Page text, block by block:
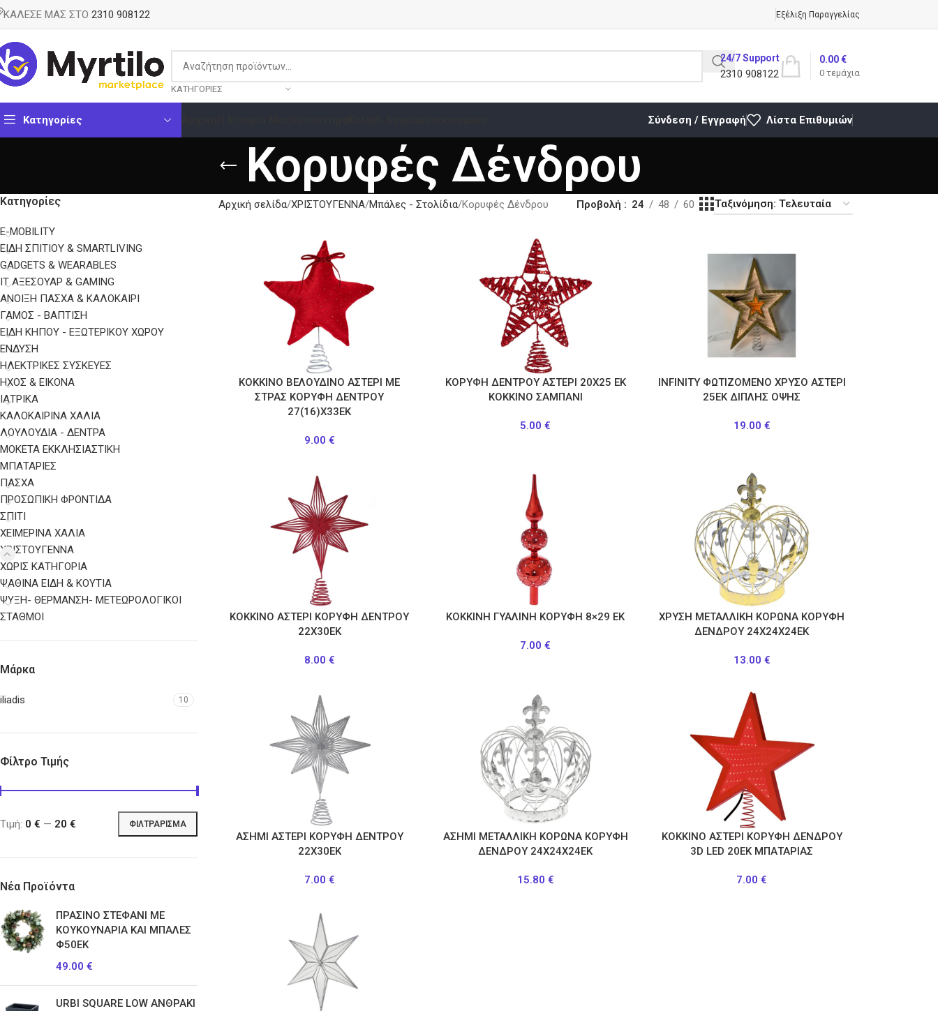
ΚΑΛΕΣΕ ΜΑΣ ΣΤΟ 2310 908122 Εξέλιξη Παραγγελίας
ΚΑΤΗΓΟΡΊΕΣ
24/7 Support
2310 908122 0 τεμάχια
0.00€
Κατηγορίες Σύνδεση / Εγγραφή Λίστα Επιθυμιών
Κορυφές Δένδρου
Κατηγορίες
E-MOBILITY
EΊΔΗ ΣΠΙΤΙΟΎ & SMARTLIVING
GADGETS & WEARABLES
IT ΑΞΕΣΟΥΆΡ & GAMING
ΑΝΟΙΞΗ ΠΑΣΧΑ & ΚΑΛΟΚΑΙΡΙ
ΓΑΜΟΣ - ΒΑΠΤΙΣΗ
ΕΙΔΗ ΚΗΠΟΥ - ΕΞΩΤΕΡΙΚΟΥ ΧΩΡΟΥ
ΈΝΔΥΣΗ
ΗΛΕΚΤΡΙΚΈΣ ΣΥΣΚΕΥΈΣ
ΉΧΟΣ & ΕΙΚΌΝΑ
ΙΑΤΡΙΚΆ
ΚΑΛΟΚΑΙΡΙΝΑ ΧΑΛΙΑ
ΛΟΥΛΟΥΔΙΑ - ΔΕΝΤΡΑ
ΜΟΚΕΤΑ ΕΚΚΛΗΣΙΑΣΤΙΚΗ
ΜΠΑΤΑΡΊΕΣ
ΠΑΣΧΑ
ΠΡΟΣΩΠΙΚΉ ΦΡΟΝΤΊΔΑ
ΣΠΙΤΙ
ΧΕΙΜΕΡΙΝΑ ΧΑΛΙΑ
ΧΡΙΣΤΟΥΓΕΝΝΑ
ΧΩΡΊΣ ΚΑΤΗΓΟΡΊΑ
ΨΑΘΙΝΑ ΕΙΔΗ & ΚΟΥΤΙΑ
ΨΎΞΗ- ΘΈΡΜΑΝΣΗ- ΜΕΤΕΩΡΟΛΟΓΙΚΟΊ
ΣΤΑΘΜΟΊ
Μάρκα
iliadis 10
Φίλτρο Τιμής
ΦΙΛΤΡΆΡΙΣΜΑ
Τιμή: 0 € — 20 €
Νέα Προϊόντα
ΠΡΑΣΙΝΟ ΣΤΕΦΑΝΙ ΜΕ
ΚΟΥΚΟΥΝΑΡΙΑ ΚΑΙ ΜΠΑΛΕΣ
Φ50ΕΚ
49.00 €
URBI SQUARE LOW ΑΝΘΡΑΚΙ
Αρχική σελίδα ΧΡΙΣΤΟΥΓΕΝΝΑ Μπάλες - Στολίδια Κορυφές Δένδρου Προβολή 24 48 60
ΚΟΚΚΙΝΟ ΒΕΛΟΥΔΙΝΟ ΑΣΤΕΡΙ ΜΕ
ΣΤΡΑΣ ΚΟΡΥΦΗ ΔΕΝΤΡΟΥ
27(16)Χ33ΕΚ
9.00 €
ΚΟΡΥΦΗ ΔΕΝΤΡΟΥ ΑΣΤΕΡΙ 20Χ25 ΕΚ
ΚΟΚΚΙΝΟ ΣΑΜΠΑΝΙ
5.00€
INFINITY ΦΩΤΙΖΟΜΕΝΟ ΧΡΥΣΟ ΑΣΤΕΡΙ
25ΕΚ ΔΙΠΛΗΣ ΟΨΗΣ
19.00 €
ΚΟΚΚΙΝΟ ΑΣΤΕΡΙ ΚΟΡΥΦΗ ΔΕΝΤΡΟΥ
22Χ30ΕΚ
8.00 €
ΚΟΚΚΙΝΗ ΓΥΑΛΙΝΗ ΚΟΡΥΦΗ 8×29 ΕΚ
7.00€
ΧΡΥΣΗ ΜΕΤΑΛΛΙΚΗ ΚΟΡΩΝΑ ΚΟΡΥΦΗ
ΔΕΝΔΡΟΥ 24Χ24Χ24ΕΚ
13.00 €
ΑΣΗΜΙ ΑΣΤΕΡΙ ΚΟΡΥΦΗ ΔΕΝΤΡΟΥ
22Χ30ΕΚ
7.00 €
ΑΣΗΜΙ ΜΕΤΑΛΛΙΚΗ ΚΟΡΩΝΑ ΚΟΡΥΦΗ
ΔΕΝΔΡΟΥ 24Χ24Χ24ΕΚ
15.80 €
ΚΟΚΚΙΝΟ ΑΣΤΕΡΙ ΚΟΡΥΦΗ ΔΕΝΔΡΟΥ
3D LED 20ΕΚ ΜΠΑΤΑΡΙΑΣ
7.00€